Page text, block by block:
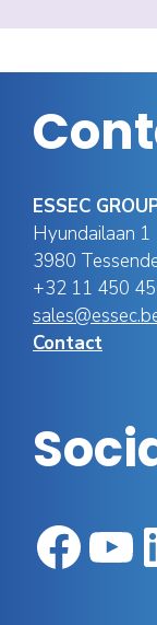
ESSEC
Hyundailaan 1
3980
+32 11 450
Contact